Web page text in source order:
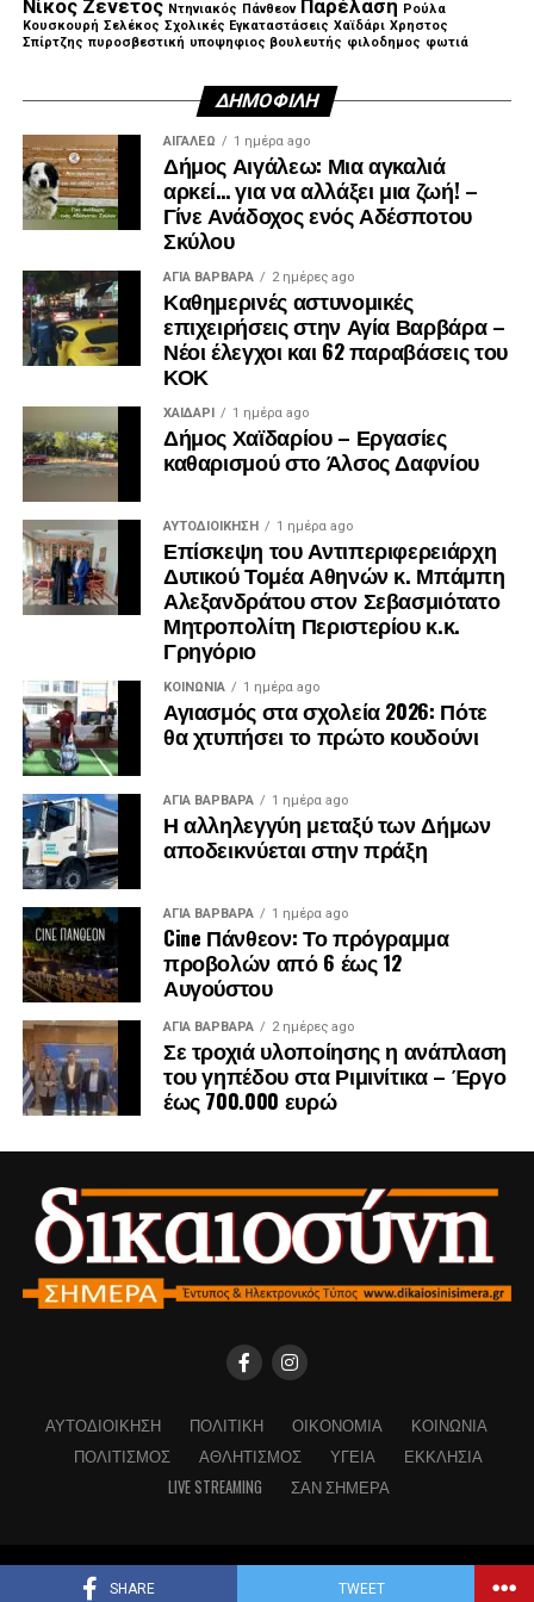
SHARE TWEET
τόπο τους. Είναι αυτή η άυλη αξία, που εμπνέει και
κινητοποιεί τους ανθρώπους να οραματίζονται το μέλλον
Γιατί ο Λάμπρος Μίχος πέτυχε να αλλάξει προς το
καλύτερο όχι μόνο την πορεία της πόλης του, αλλά και την
ψυχολογία των κατοίκων της!
Γιατί ο Λάμπρος Μίχος δεν είναι απλά ένας επιτυχημένος
Δήμαρχος, είναι ένας οραματιστής Δήμαρχος. Είναι ο
ηγέτης που άλλαξε τη μοίρα της “Αγίας Βαρβάρας”.”
Νίκος Ζενετος Ντηνιακός Πάνθεον Παρέλαση Ρούλα
Κουσκουρή Σελέκος Σχολικές Εγκαταστάσεις Χαϊδάρι Χρηστος
Σπίρτζης πυροσβεστική υποψηφιος βουλευτής φιλοδημος φωτιά
ΔΗΜΟΦΙΛΉ
ΑΙΓΑΛΕΩ 1 ημέρα ago
Δήμος Αιγάλεω: Μια αγκαλιά
αρκεί… για να αλλάξει μια ζωή! –
Γίνε Ανάδοχος ενός Αδέσποτου
Σκύλου
ΑΓΙΑ ΒΑΡΒΑΡΑ 2 ημέρες ago
Καθημερινές αστυνομικές
επιχειρήσεις στην Αγία Βαρβάρα –
Νέοι έλεγχοι και 62 παραβάσεις του
ΚΟΚ
ΧΑΪΔΑΡΙ 1 ημέρα ago
Δήμος Χαϊδαρίου – Εργασίες
καθαρισμού στο Άλσος Δαφνίου
ΑΥΤΟΔΙΟΊΚΗΣΗ 1 ημέρα ago
Επίσκεψη του Αντιπεριφερειάρχη
Δυτικού Τομέα Αθηνών κ. Μπάμπη
Αλεξανδράτου στον Σεβασμιότατο
Μητροπολίτη Περιστερίου κ.κ.
Γρηγόριο
ΚΟΙΝΩΝΊΑ 1 ημέρα ago
Αγιασμός στα σχολεία 2026: Πότε
θα χτυπήσει το πρώτο κουδούνι
ΑΓΙΑ ΒΑΡΒΑΡΑ 1 ημέρα ago
Η αλληλεγγύη μεταξύ των Δήμων
αποδεικνύεται στην πράξη
ΑΓΙΑ ΒΑΡΒΑΡΑ 1 ημέρα ago
Cine Πάνθεον: Το πρόγραμμα
προβολών από 6 έως 12
Αυγούστου
ΑΓΙΑ ΒΑΡΒΑΡΑ 2 ημέρες ago
Σε τροχιά υλοποίησης η ανάπλαση
του γηπέδου στα Ριμινίτικα – Έργο
έως 700.000 ευρώ
ΑΥΤΟΔΙΟΊΚΗΣΗ ΠΟΛΙΤΙΚΉ ΟΙΚΟΝΟΜΊΑ
ΚΟΙΝΩΝΊΑ
ΠΟΛΙΤΙΣΜΌΣ
ΑΘΛΗΤΙΣΜΌΣ ΥΓΕΊΑ
ΕΚΚΛΗΣΊΑ
LIVE STREAMING
ΣΑΝ ΣΉΜΕΡΑ
Copyright © Dikaiosinisimera.gr 2026